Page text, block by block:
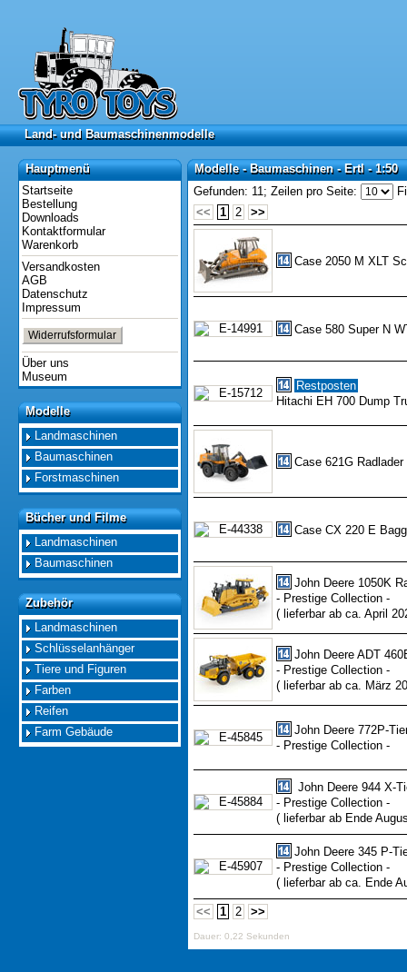
Land- und Baumaschinenmodelle
Land- und Baumaschinenmodelle
Hauptmenü
Hauptmenü
Startseite
Bestellung
Downloads
Kontaktformular
Warenkorb
Versandkosten
AGB
Datenschutz
Impressum
Widerrufsformular
Über uns
Museum
Modelle
Modelle
Landmaschinen
Baumaschinen
Forstmaschinen
Bücher und Filme
Bücher und Filme
Landmaschinen
Baumaschinen
Zubehör
Zubehör
Landmaschinen
Schlüsselanhänger
Tiere und Figuren
Farben
Reifen
Farm Gebäude
Modelle - Baumaschinen - Ertl - 1:50
Modelle - Baumaschinen - Ertl - 1:50
Gefunden: 11; Zeilen pro Seite:
<<
1 2 >>
Case 2050 M XLT
Case 580 Super N
Restposten
Hitachi EH 700 Dump
Case 621G Radlader
Case CX 220 E
John Deere 1050K
- Prestige Collection -
( lieferbar ab ca. April
John Deere ADT
- Prestige Collection -
( lieferbar ab ca. März
John Deere 772P-
- Prestige Collection -
John Deere 944 X-
- Prestige Collection -
( lieferbar ab Ende
John Deere 345 P-
- Prestige Collection -
( lieferbar ab ca. Ende
<< 1 2 >>
Dauer: 0,22 Sekunden